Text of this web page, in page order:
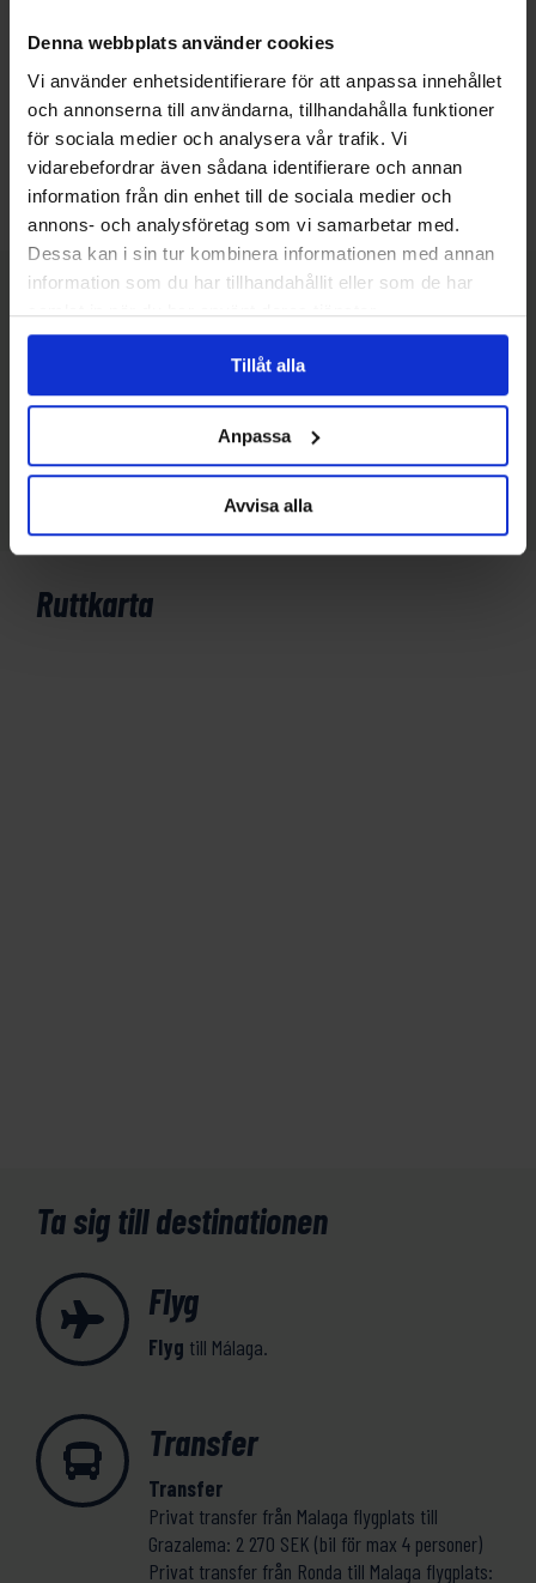
Denna webbplats använder cookies
Vi använder enhetsidentifierare för att anpassa innehållet
och annonserna till användarna, tillhandahålla funktioner
för sociala medier och analysera vår trafik. Vi
vidarebefordrar även sådana identifierare och annan
information från din enhet till de sociala medier och
annons- och analysföretag som vi samarbetar med.
Dessa kan i sin tur kombinera informationen med annan
information som du har tillhandahållit eller som de har
samlat in när du har använt deras tjänster.
Tillåt alla
Anpassa
Avvisa alla
Dag 6 Vandring Cueva de la Pileta– 10 km
Dag 7 Från Montejaque till Ronda – 14,5 km
Dag 8 Avresedag
Boende
Boende på *** – **** stjärniga hotell. Boende inklusive
frukost.
8 dagar/ 7 nätter Andalusien - Serranía de Ronda
Ruttkarta
Ta sig till destinationen
Flyg
Flyg till Málaga.
Transfer
Transfer
Privat transfer från Malaga flygplats till
Grazalema: 2 270 SEK (bil för max 4 personer)
Privat transfer från Ronda till Malaga flygplats: